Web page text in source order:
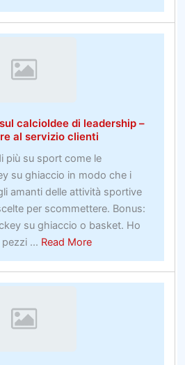
E
calcioIdee di leadership –
al servizio clienti
più su sport come le
su ghiaccio in modo che i
amanti delle attività sportive
per scommettere. Bonus:
su ghiaccio o basket. Ho
... Read Moreabout
Scommesse
live